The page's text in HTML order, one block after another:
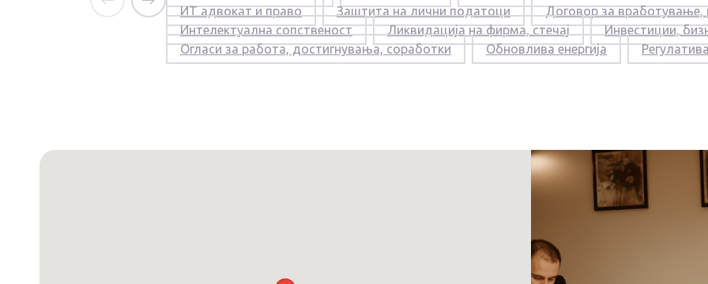
ИТ адвокат и право
Заштита на лични податоци
Договор за вработување,
Интелектуална сопственост
Ликвидација на фирма, стечај
Инвестиции,
Огласи за работа, достигнувања, соработки
Обновлива енергија